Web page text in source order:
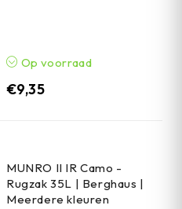
Op voorraad
€9,35
MUNRO II IR Camo -
Rugzak 35L | Berghaus |
Meerdere kleuren